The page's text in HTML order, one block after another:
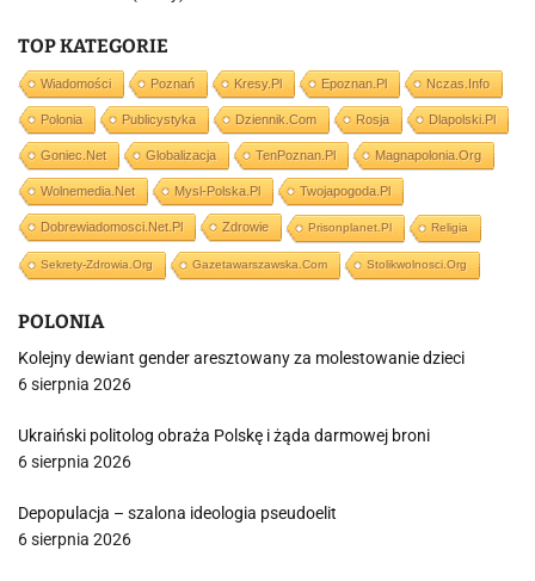
TOP KATEGORIE
Wiadomości Poznań Kresy.pl Epoznan.pl Nczas.info
Polonia Publicystyka Dziennik.com Rosja Dlapolski.pl
Goniec.net Globalizacja TenPoznan.pl Magnapolonia.org
Wolnemedia.net Mysl-Polska.pl Twojapogoda.pl
Dobrewiadomosci.net.pl Zdrowie Prisonplanet.pl Religia
Sekrety-Zdrowia.org Gazetawarszawska.com Stolikwolnosci.org
POLONIA
Kolejny dewiant gender aresztowany za molestowanie dzieci
6 sierpnia 2026
Ukraiński politolog obraża Polskę i żąda darmowej broni
6 sierpnia 2026
Depopulacja – szalona ideologia pseudoelit
6 sierpnia 2026